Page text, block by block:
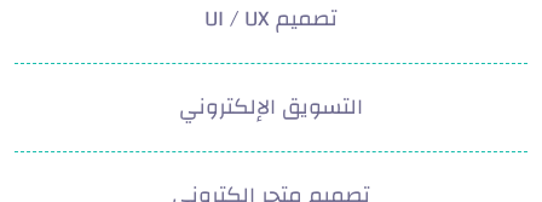
تصميم UI / UX
التسويق الإلكتروني